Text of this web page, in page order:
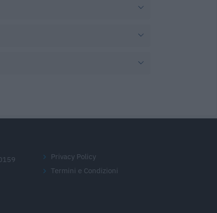
Privacy Policy
Termini e Condizioni